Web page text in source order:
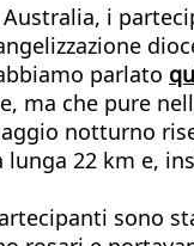
i
parlato
ma che pure
notturno
22 km e,
sono